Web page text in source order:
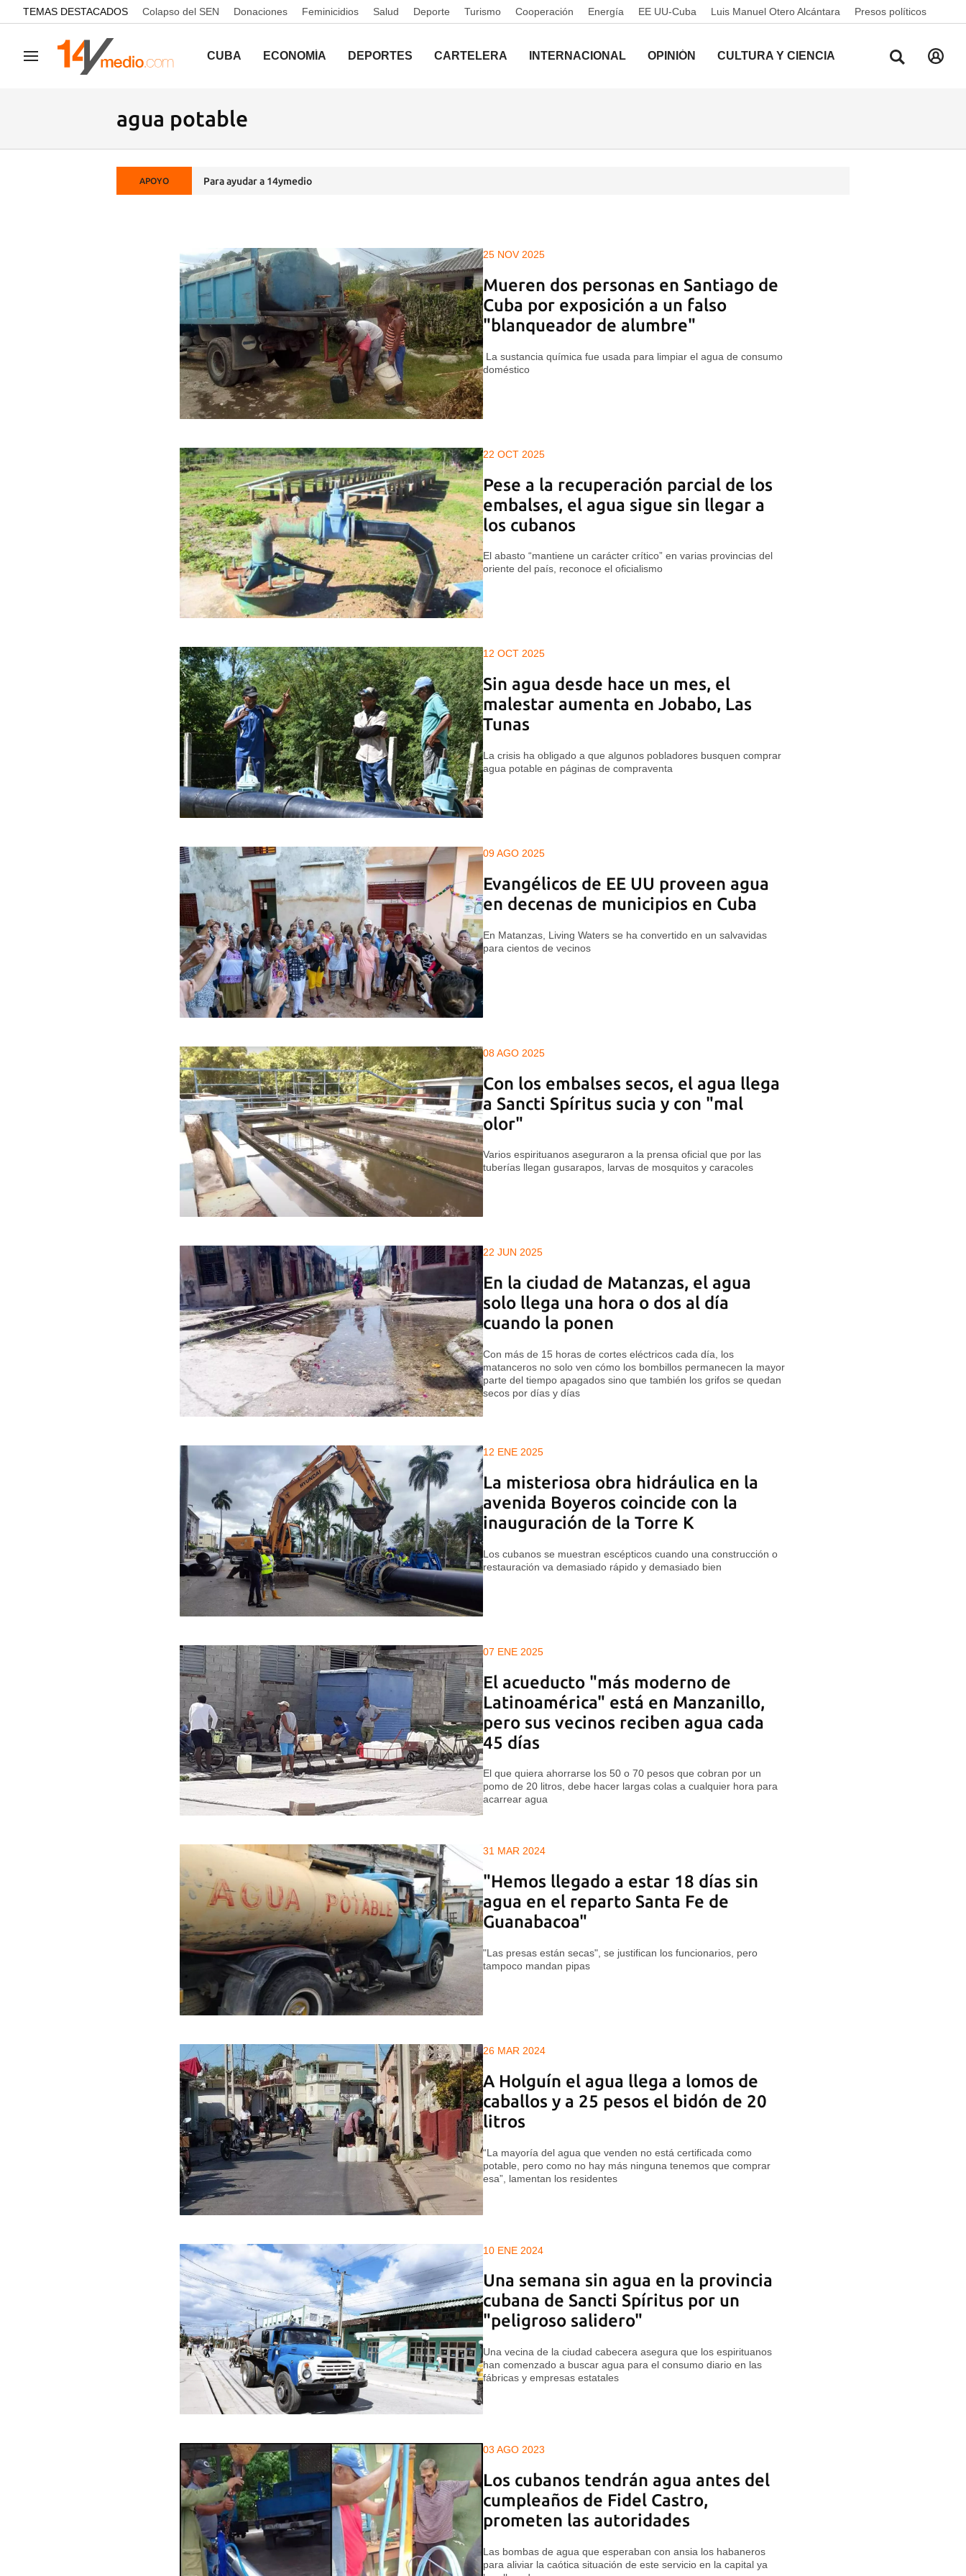
common.go-to-content
TEMAS DESTACADOS Colapso del SEN Donaciones Feminicidios Salud Deporte Turismo Cooperación Energía EE UU-Cuba Luis Manuel Otero Alcántara Presos políticos
Navegación CUBA ECONOMÍA DEPORTES CARTELERA INTERNACIONAL OPINIÓN CULTURA Y CIENCIA
agua potable
APOYO Para ayudar a 14ymedio
25 NOV 2025
Mueren dos personas en Santiago de
Cuba por exposición a un falso
"blanqueador de alumbre"
La sustancia química fue usada para limpiar el agua de consumo
doméstico
22 OCT 2025
Pese a la recuperación parcial de los
embalses, el agua sigue sin llegar a
los cubanos
El abasto “mantiene un carácter crítico” en varias provincias del
oriente del país, reconoce el oficialismo
12 OCT 2025
Sin agua desde hace un mes, el
malestar aumenta en Jobabo, Las
Tunas
La crisis ha obligado a que algunos pobladores busquen comprar
agua potable en páginas de compraventa
09 AGO 2025
Evangélicos de EE UU proveen agua
en decenas de municipios en Cuba
En Matanzas, Living Waters se ha convertido en un salvavidas
para cientos de vecinos
08 AGO 2025
Con los embalses secos, el agua llega
a Sancti Spíritus sucia y con "mal
olor"
Varios espirituanos aseguraron a la prensa oficial que por las
tuberías llegan gusarapos, larvas de mosquitos y caracoles
22 JUN 2025
En la ciudad de Matanzas, el agua
solo llega una hora o dos al día
cuando la ponen
Con más de 15 horas de cortes eléctricos cada día, los
matanceros no solo ven cómo los bombillos permanecen la mayor
parte del tiempo apagados sino que también los grifos se quedan
secos por días y días
12 ENE 2025
La misteriosa obra hidráulica en la
avenida Boyeros coincide con la
inauguración de la Torre K
Los cubanos se muestran escépticos cuando una construcción o
restauración va demasiado rápido y demasiado bien
07 ENE 2025
El acueducto "más moderno de
Latinoamérica" está en Manzanillo,
pero sus vecinos reciben agua cada
45 días
El que quiera ahorrarse los 50 o 70 pesos que cobran por un
pomo de 20 litros, debe hacer largas colas a cualquier hora para
acarrear agua
31 MAR 2024
"Hemos llegado a estar 18 días sin
agua en el reparto Santa Fe de
Guanabacoa"
"Las presas están secas", se justifican los funcionarios, pero
tampoco mandan pipas
26 MAR 2024
A Holguín el agua llega a lomos de
caballos y a 25 pesos el bidón de 20
litros
“La mayoría del agua que venden no está certificada como
potable, pero como no hay más ninguna tenemos que comprar
esa”, lamentan los residentes
10 ENE 2024
Una semana sin agua en la provincia
cubana de Sancti Spíritus por un
"peligroso salidero"
Una vecina de la ciudad cabecera asegura que los espirituanos
han comenzado a buscar agua para el consumo diario en las
fábricas y empresas estatales
03 AGO 2023
Los cubanos tendrán agua antes del
cumpleaños de Fidel Castro,
prometen las autoridades
Las bombas de agua que esperaban con ansia los habaneros
para aliviar la caótica situación de este servicio en la capital ya